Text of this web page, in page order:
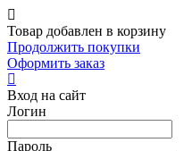
Товар добавлен в корзину
Продолжить покупки
Оформить заказ
Вход на сайт
Логин
Пароль